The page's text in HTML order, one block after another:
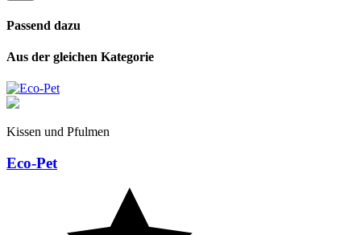
Passend dazu
Aus der gleichen Kategorie
Kissen und Pfulmen
Eco-Pet